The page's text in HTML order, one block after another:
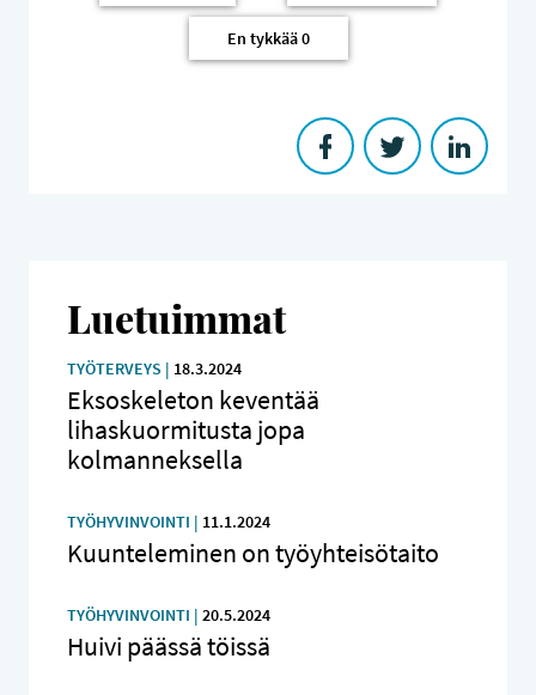
En tykkää0
Luetuimmat
TYÖTERVEYS | 18.3.2024
Eksoskeleton keventää
lihaskuormitusta jopa
kolmanneksella
TYÖHYVINVOINTI | 11.1.2024
Kuunteleminen on työyhteisötaito
TYÖHYVINVOINTI | 20.5.2024
Huivi päässä töissä